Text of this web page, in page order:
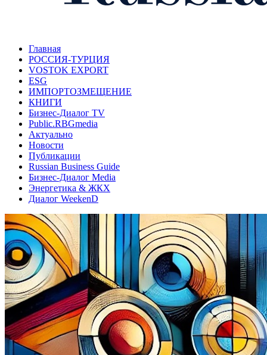
Главная
РОССИЯ-ТУРЦИЯ
VOSTOK EXPORT
ESG
ИМПОРТОЗМЕЩЕНИЕ
КНИГИ
Бизнес-Диалог TV
Public.RBGmedia
Актуально
Новости
Публикации
Russian Business Guide
Бизнес-Диалог Media
Энергетика & ЖКХ
Диалог WeekenD